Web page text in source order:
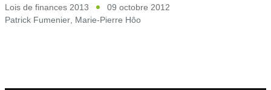
Lois de finances 2013
09 octobre 2012
Patrick Fumenier, Marie-Pierre Hôo